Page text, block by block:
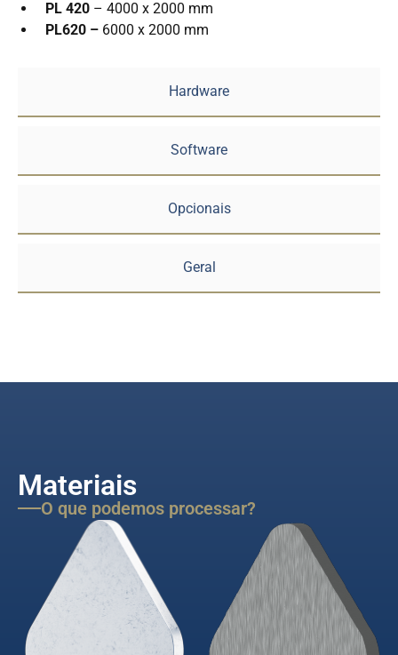
Hardware
Software
Opcionais
Geral
PL 420 – 4000 x 2000 mm
PL620 – 6000 x 2000 mm
Materiais
O que podemos processar?